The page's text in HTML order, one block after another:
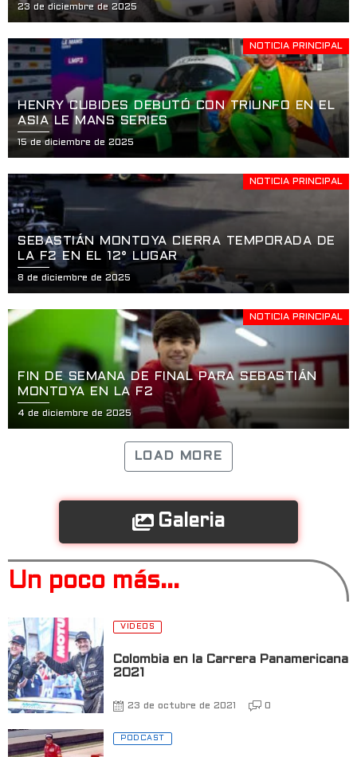
23 de diciembre de 2025
NOTICIA PRINCIPAL
HENRY CUBIDES DEBUTÓ CON TRIUNFO EN EL
ASIA LE MANS SERIES
15 de diciembre de 2025
NOTICIA PRINCIPAL
SEBASTIÁN MONTOYA CIERRA TEMPORADA DE
LA F2 EN EL 12° LUGAR
8 de diciembre de 2025
NOTICIA PRINCIPAL
FIN DE SEMANA DE FINAL PARA SEBASTIÁN
MONTOYA EN LA F2
4 de diciembre de 2025
LOAD MORE
Galeria
Un poco más...
VIDEOS
Colombia en la Carrera Panamericana
2021
23 de octubre de 2021 0
PODCAST